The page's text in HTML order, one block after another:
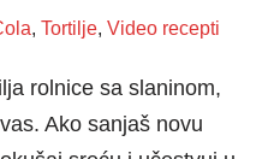
, Tortilje, Video recepti
rolnice sa slaninom,
Ako sanjaš novu